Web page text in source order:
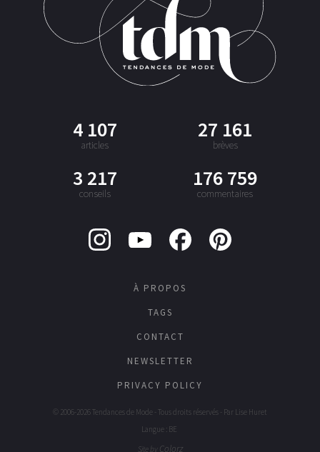
4 107
articles
27 161
brèves
3 217
conseils
176 759
commentaires
À PROPOS
TAGS
CONTACT
NEWSLETTER
PRIVACY POLICY
© 2006-2026 Tendances de Mode - Tous droits réservés - Par Lise Huret
Langue : BE
Site by Colorz